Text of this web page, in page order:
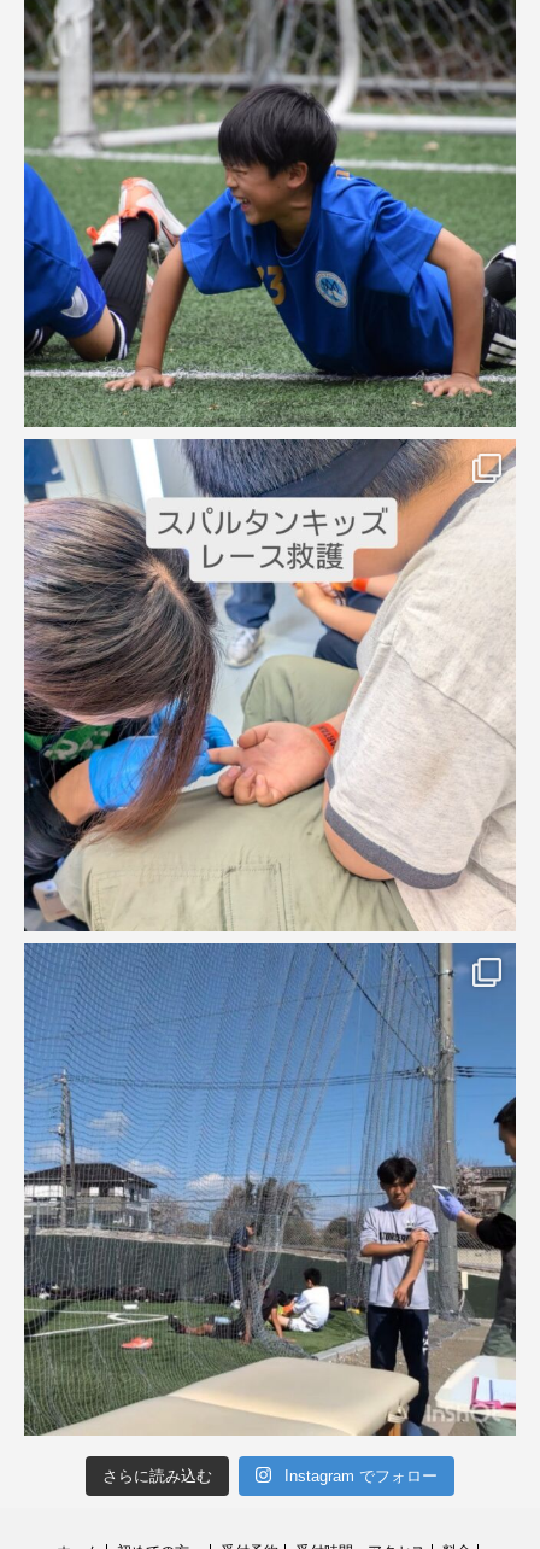
さらに読み込む Instagram でフォロー